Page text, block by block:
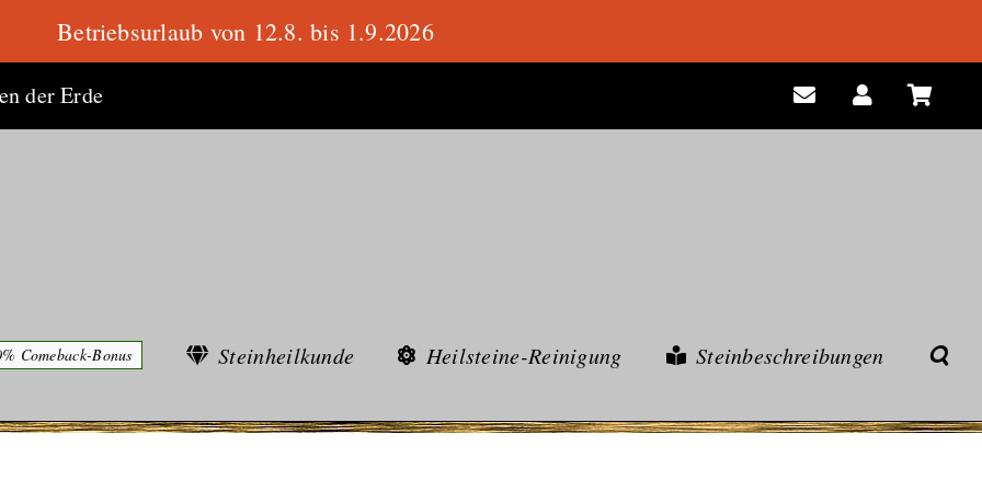
der Erde
Comeback-Bonus Steinheilkunde Heilsteine-Reinigung Steinbeschreibungen
Betriebsurlaub von 12.8. bis 1.9.2026